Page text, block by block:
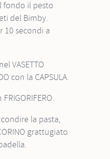
del Bimby.
10 secondi a
con la CAPSULA.
FRIGORIFERO.
grattugiato